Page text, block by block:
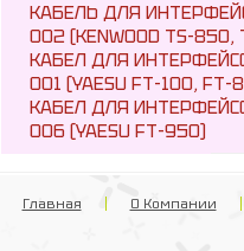
КАБЕЛЬ ДЛЯ
002 (KENWOOD TS-850,
КАБЕЛ ДЛЯ
001 (YAESU FT-100,
КАБЕЛ ДЛЯ
006 (YAESU FT-950)
Главная О Компании